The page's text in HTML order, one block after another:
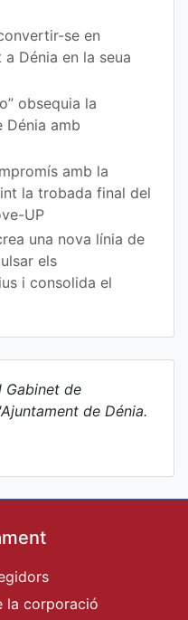
se en
Dénia en la seua
obsequia la
Dénia amb
amb la
la trobada final del
UP
una nova línia de
els
i consolida el
Gabinet de
de Dénia.
la corporació